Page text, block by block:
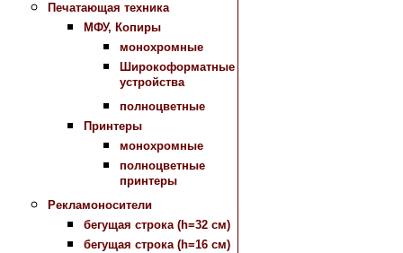
Печатающая техника
МФУ, Копиры
монохромные
Широкоформатные
устройства
полноцветные
Принтеры
монохромные
полноцветные
принтеры
Рекламоносители
бегущая строка (h=32 см)
бегущая строка (h=16 см)